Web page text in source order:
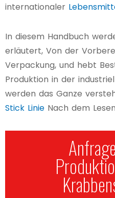
internationaler
In diesem Handbuch
erläutert, Von der
Verpackung, und hebt
Produktion in der
werden das Ganze
Stick Linie Nach dem